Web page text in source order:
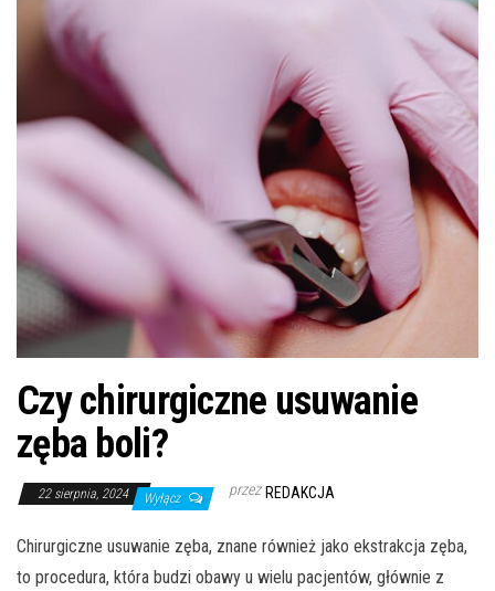
Czy chirurgiczne usuwanie
zęba boli?
22 sierpnia, 2024 Wyłącz przez REDAKCJA
Chirurgiczne usuwanie zęba, znane również jako ekstrakcja zęba,
to procedura, która budzi obawy u wielu pacjentów, głównie z